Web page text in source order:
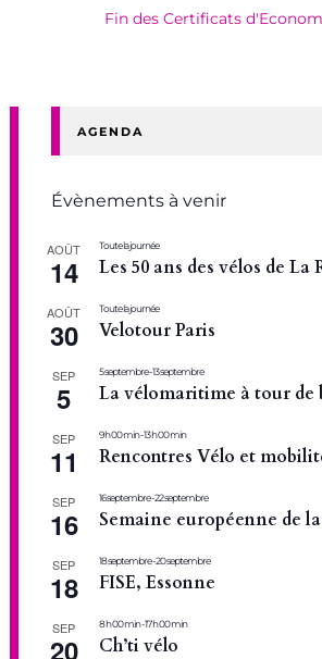
Fin des Certificats
AGENDA
Évènements à venir
AOÛT
14
Toute la journée
Les 50 ans des vélos de La
AOÛT
30
Toute la journée
Velotour Paris
SEP
5
5 septembre-13 septembre
La vélomaritime à tour de
SEP
11
9 h 00 min-13 h 00 min
Rencontres Vélo et
SEP
16
16 septembre-22 septembre
Semaine européenne de
SEP
18
18 septembre-20 septembre
FISE, Essonne
SEP
20
8 h 00 min-17 h 00 min
Ch’ti vélo